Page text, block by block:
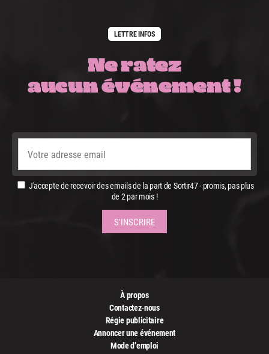
LETTRE INFOS
Ne ratez
aucun événement !
J'accepte de recevoir des emails de la part de Sortir47 - promis, pas plus
de 2 par mois !
À propos
Contactez-nous
Régie publicitaire
Annoncer une événement
Mode d’emploi